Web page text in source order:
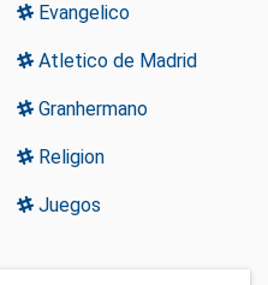
Evangelico
Atletico de Madrid
Granhermano
Religion
Juegos